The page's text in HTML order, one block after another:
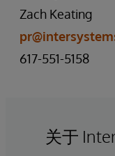
Zach Keating
617-551-5158
关于